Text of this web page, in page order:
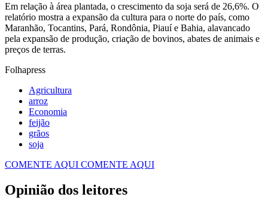
Em relação à área plantada, o crescimento da soja será de 26,6%. O
relatório mostra a expansão da cultura para o norte do país, como
Maranhão, Tocantins, Pará, Rondônia, Piauí e Bahia, alavancado
pela expansão de produção, criação de bovinos, abates de animais e
preços de terras.
Folhapress
Agricultura
arroz
Economia
feijão
grãos
soja
COMENTE AQUI COMENTE AQUI
Opinião dos leitores